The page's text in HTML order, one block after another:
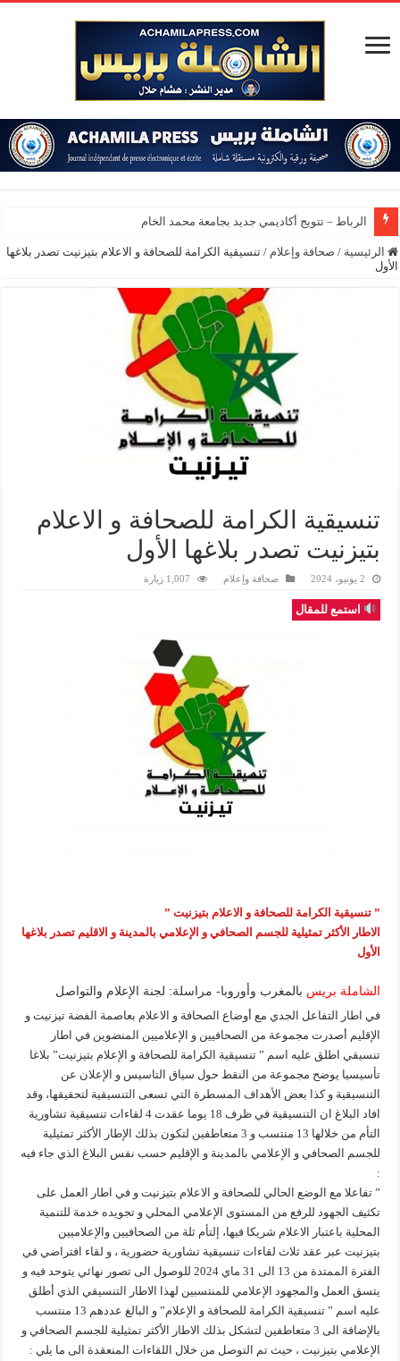
الرباط – تتويج أكاديمي جديد بجامعة محمد الخامس
الرئيسية / صحافة وإعلام / تنسيقية الكرامة للصحافة و الاعلام بتيزنيت تصدر بلاغها
الأول
تنسيقية الكرامة للصحافة و الاعلام
بتيزنيت تصدر بلاغها الأول
2 يونيو، 2024 صحافة وإعلام 1,007 زيارة
استمع للمقال
” تنسيقية الكرامة للصحافة و الاعلام بتيزنيت ”
الاطار الأكثر تمثيلية للجسم الصحافي و الإعلامي بالمدينة و الاقليم تصدر بلاغها
الأول
الشاملة بريس بالمغرب وأوروبا- مراسلة: لجنة الإعلام والتواصل
في اطار التفاعل الجدي مع أوضاع الصحافة و الاعلام بعاصمة الفضة تيزنيت و
الإقليم أصدرت مجموعة من الصحافيين و الإعلاميين المنضوين في اطار
تنسيقي اطلق عليه اسم ” تنسيقية الكرامة للصحافة و الإعلام بتيزنيت” بلاغا
تأسيسيا يوضح مجموعة من النقط حول سياق التاسيس و الإعلان عن
التنسيقية و كذا بعض الأهداف المسطرة التي تسعى التنسيقية لتحقيقها، وقد
افاد البلاغ ان التنسيقية في ظرف 18 يوما عقدت 4 لقاءات تنسيقية تشاورية
التأم من خلالها 13 منتسب و 3 متعاطفين لتكون بذلك الإطار الأكثر تمثيلية
للجسم الصحافي و الإعلامي بالمدينة و الإقليم حسب نفس البلاغ الذي جاء فيه
:
” تفاعلا مع الوضع الحالي للصحافة و الاعلام بتيزنيت و في اطار العمل على
تكثيف الجهود للرفع من المستوى الإعلامي المحلي و تجويده خدمة للتنمية
المحلية باعتبار الاعلام شريكا فيها، إلتأم ثلة من الصحافيين والإعلاميين
بتيزنيت عبر عقد ثلاث لقاءات تنسيقية تشاورية حضورية ، و لقاء افتراضي في
الفترة الممتدة من 13 الى 31 ماي 2024 للوصول الى تصور نهائي يتوحد فيه و
يتسق العمل والمجهود الإعلامي للمنتسبين لهذا الاطار التنسيقي الذي أطلق
عليه اسم ” تنسيقية الكرامة للصحافة و الإعلام” و البالغ عددهم 13 منتسب
بالإضافة الى 3 متعاطفين لتشكل بذلك الاطار الأكثر تمثيلية للجسم الصحافي و
الإعلامي بتيزنيت ، حيث تم التوصل من خلال اللقاءات المنعقدة الى ما يلي :